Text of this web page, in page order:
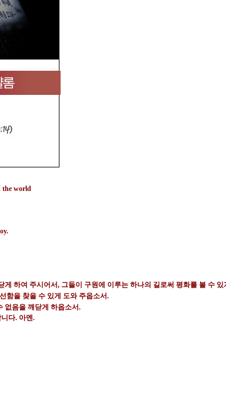
the world
게 하여 주시어서, 그들이 구원에 이루는 하나의 길로써 평화를 볼 수 있
함을 찾을 수 있게 도와 주옵소서.
없음을 깨닫게 하옵소서.
다. 아멘.